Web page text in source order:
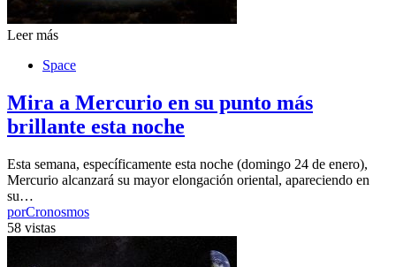
Leer más
Space
Mira a Mercurio en su punto más
brillante esta noche
Esta semana, específicamente esta noche (domingo 24 de enero),
Mercurio alcanzará su mayor elongación oriental, apareciendo en
su…
porCronosmos
58 vistas